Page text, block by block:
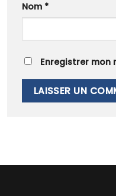
Nom *
Enregistrer mon